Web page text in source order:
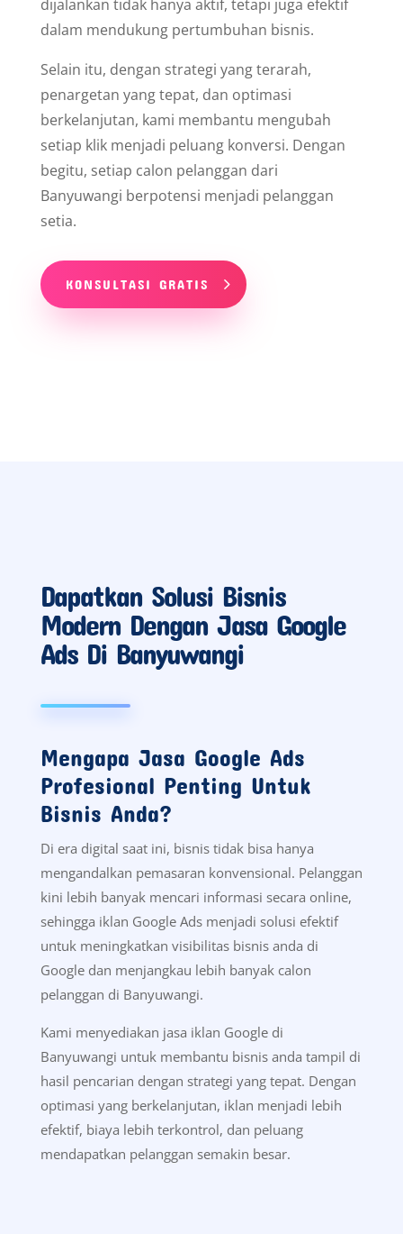
Kami menyediakan jasa iklan Google di
hasil pencarian dengan strategi yang tepat. Dengan
optimasi yang berkelanjutan, iklan menjadi lebih
efektif, biaya lebih terkontrol, dan peluang
mendapatkan pelanggan semakin besar.
Mengapa Memilih
Jasa Google Ads
di Perusahaan
Kami?
Pada dasarnya, setiap bisnis membutuhkan
strategi pemasaran yang mampu menjangkau
calon pelanggan secara cepat. Oleh karena itu,
Google Ads menjadi solusi yang relevan untuk
meningkatkan visibilitas dan peluang konversi
secara langsung. Sebagai gambaran awal,
berikut beberapa alasan utama mengapa
Google Ads menjadi pilihan tepat untuk
strategi pemasaran bisnis anda.